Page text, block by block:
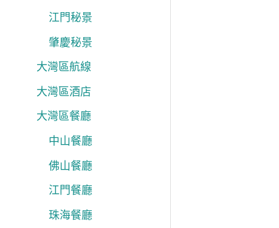
江門秘景
肇慶秘景
大灣區航線
大灣區酒店
大灣區餐廳
中山餐廳
佛山餐廳
江門餐廳
珠海餐廳